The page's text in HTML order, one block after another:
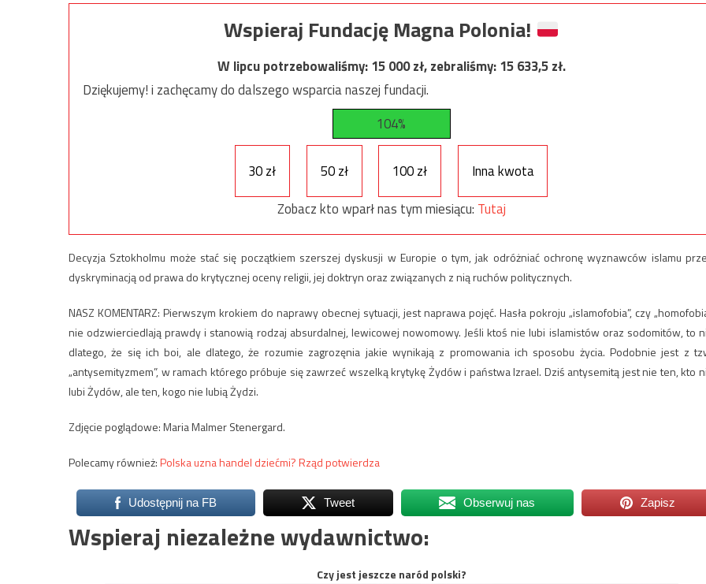
Wspieraj Fundację Magna Polonia!
W lipcu potrzebowaliśmy:15 000zł, zebraliśmy:15 633,5zł.
Dziękujemy! i zachęcamy do dalszego wsparcia naszej fundacji.
104%
30 zł 50 zł 100 zł
Inna kwota
Zobacz kto wparł nas tym miesiącu: Tutaj
Decyzja Sztokholmu może stać się początkiem szerszej dyskusji w Europie o tym, jak odróżniać ochronę wyznawców islamu
dyskryminacją od prawa do krytycznej oceny religii, jej doktryn oraz związanych z nią ruchów politycznych.
NASZ KOMENTARZ: Pierwszym krokiem do naprawy obecnej sytuacji, jest naprawa pojęć. Hasła pokroju „islamofobia”, czy
nie odzwierciedlają prawdy i stanowią rodzaj absurdalnej, lewicowej nowomowy. Jeśli ktoś nie lubi islamistów oraz sodomitów, to
dlatego, że się ich boi, ale dlatego, że rozumie zagrozęnia jakie wynikają z promowania ich sposobu życia. Podobnie jest z
„antysemityzmem”, w ramach którego próbuje się zawrzeć wszelką krytykę Żydów i państwa Izrael. Dziś antysemitą jest nie ten, kto
lubi Żydów, ale ten, kogo nie lubią Żydzi.
Zdjęcie poglądowe: Maria Malmer Stenergard.
Polecamy również:Polska uzna handel dziećmi? Rząd potwierdza
Udostępnij na FB Tweet Obserwuj nas Zapisz
Wspieraj niezależne wydawnictwo:
Czy jest jeszcze naród polski?